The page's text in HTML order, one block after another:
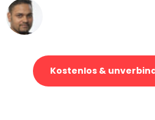
Kostenlos &